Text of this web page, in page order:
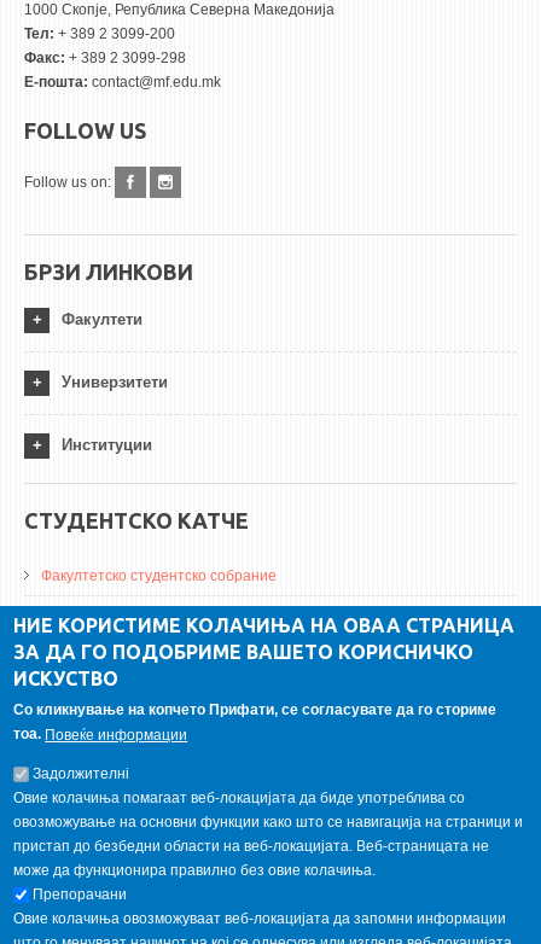
1000 Скопје, Република Северна Македонија
Тел: + 389 2 3099-200
Факс: + 389 2 3099-298
Е-пошта: contact@mf.edu.mk
FOLLOW US
Follow us on:
БРЗИ ЛИНКОВИ
Факултети
Универзитети
Институции
СТУДЕНТСКО КАТЧЕ
Факултетско студентско собрание
ДА Винчи магазин
Алумни асоцијација
ГАЛЕРИЈА
НИЕ КОРИСТИМЕ КОЛАЧИЊА НА ОВАА СТРАНИЦА
ЗА ДА ГО ПОДОБРИМЕ ВАШЕТО КОРИСНИЧКО
ИСКУСТВО
Со кликнување на копчето Прифати, се согласувате да го сториме
тоа. Повеќе информации
Задолжителнi
Овие колачиња помагаат веб-локацијата да биде употреблива со
овозможување на основни функции како што се навигација на страници и
пристап до безбедни области на веб-локацијата. Веб-страницата не
може да функционира правилно без овие колачиња.
Препорачани
Овие колачиња овозможуваат веб-локацијата да запомни информации